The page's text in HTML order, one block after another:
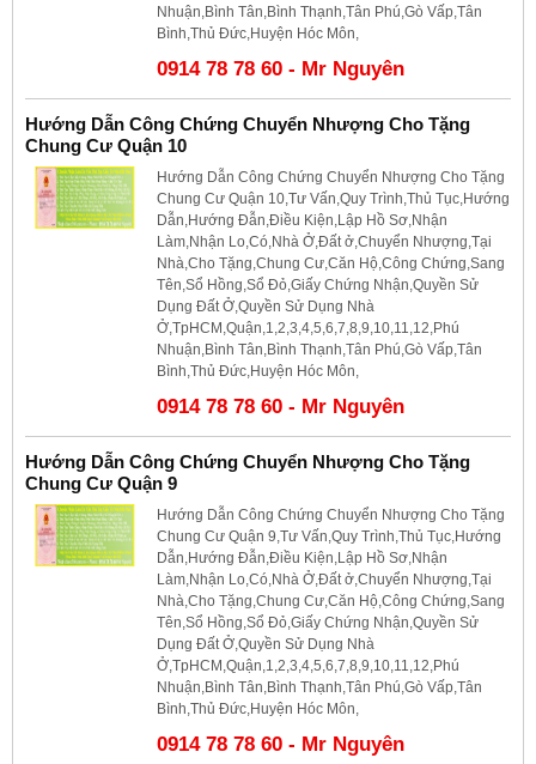
Nhuận,Bình Tân,Bình Thạnh,Tân Phú,Gò Vấp,Tân
Bình,Thủ Đức,Huyện Hóc Môn,
0914 78 78 60 - Mr Nguyên
Hướng Dẫn Công Chứng Chuyển Nhượng Cho Tặng
Chung Cư Quận 10
Hướng Dẫn Công Chứng Chuyển Nhượng Cho Tặng
Chung Cư Quận 10,Tư Vấn,Quy Trình,Thủ Tục,Hướng
Dẫn,Hướng Đẫn,Điều Kiện,Lập Hồ Sơ,Nhận
Làm,Nhận Lo,Có,Nhà Ở,Đất ở,Chuyển Nhượng,Tại
Nhà,Cho Tặng,Chung Cư,Căn Hộ,Công Chứng,Sang
Tên,Sổ Hồng,Sổ Đỏ,Giấy Chứng Nhận,Quyền Sử
Dụng Đất Ở,Quyền Sử Dụng Nhà
Ở,TpHCM,Quận,1,2,3,4,5,6,7,8,9,10,11,12,Phú
Nhuận,Bình Tân,Bình Thạnh,Tân Phú,Gò Vấp,Tân
Bình,Thủ Đức,Huyện Hóc Môn,
0914 78 78 60 - Mr Nguyên
Hướng Dẫn Công Chứng Chuyển Nhượng Cho Tặng
Chung Cư Quận 9
Hướng Dẫn Công Chứng Chuyển Nhượng Cho Tặng
Chung Cư Quận 9,Tư Vấn,Quy Trình,Thủ Tục,Hướng
Dẫn,Hướng Đẫn,Điều Kiện,Lập Hồ Sơ,Nhận
Làm,Nhận Lo,Có,Nhà Ở,Đất ở,Chuyển Nhượng,Tại
Nhà,Cho Tặng,Chung Cư,Căn Hộ,Công Chứng,Sang
Tên,Sổ Hồng,Sổ Đỏ,Giấy Chứng Nhận,Quyền Sử
Dụng Đất Ở,Quyền Sử Dụng Nhà
Ở,TpHCM,Quận,1,2,3,4,5,6,7,8,9,10,11,12,Phú
Nhuận,Bình Tân,Bình Thạnh,Tân Phú,Gò Vấp,Tân
Bình,Thủ Đức,Huyện Hóc Môn,
0914 78 78 60 - Mr Nguyên